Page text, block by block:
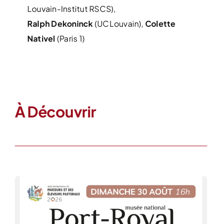
Louvain-Institut RSCS),
Ralph Dekoninck(UCLouvain), Colette
Nativel (Paris 1)
À Découvrir